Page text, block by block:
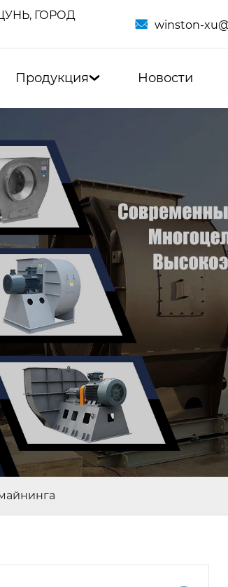
ГОРОД
 winston-
Продукция Новости